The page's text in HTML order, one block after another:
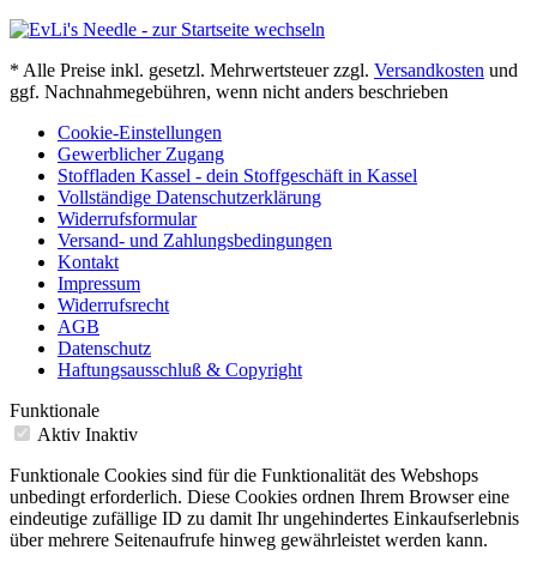
* Alle Preise inkl. gesetzl. Mehrwertsteuer zzgl. Versandkosten und
ggf. Nachnahmegebühren, wenn nicht anders beschrieben
Cookie-Einstellungen
Gewerblicher Zugang
Stoffladen Kassel - dein Stoffgeschäft in Kassel
Vollständige Datenschutzerklärung
Widerrufsformular
Versand- und Zahlungsbedingungen
Kontakt
Impressum
Widerrufsrecht
AGB
Datenschutz
Haftungsausschluß & Copyright
Funktionale
Aktiv Inaktiv
Funktionale Cookies sind für die Funktionalität des Webshops
unbedingt erforderlich. Diese Cookies ordnen Ihrem Browser eine
eindeutige zufällige ID zu damit Ihr ungehindertes Einkaufserlebnis
über mehrere Seitenaufrufe hinweg gewährleistet werden kann.